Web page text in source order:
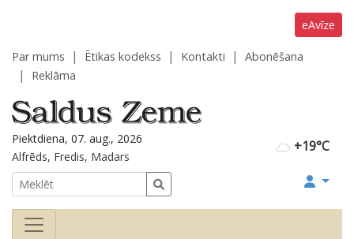
eAvīze
Par mums Ētikas kodekss Kontakti
Abonēšana
Reklāma
+19°C
Piektdiena, 07. aug., 2026
Alfrēds, Fredis, Madars